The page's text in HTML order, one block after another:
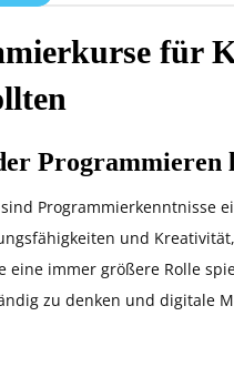
für
Programmieren
Programmierkenntnisse
und
eine immer größere Rolle
zu denken und digitale